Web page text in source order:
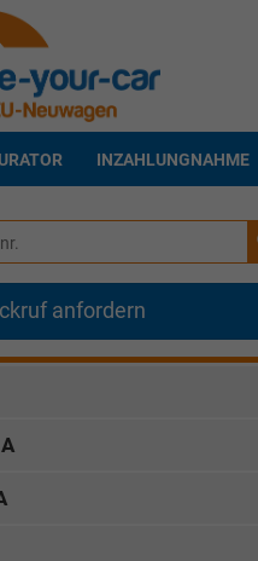
INZAHLUNGNAHME
anfordern